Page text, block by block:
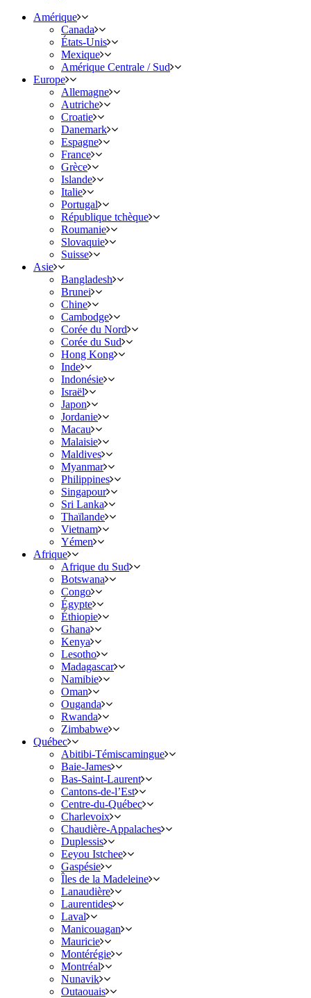
Amérique
Canada
États-Unis
Mexique
Amérique Centrale / Sud
Europe
Allemagne
Autriche
Croatie
Danemark
Espagne
France
Grèce
Islande
Italie
Portugal
République tchèque
Roumanie
Slovaquie
Suisse
Asie
Bangladesh
Brunei
Chine
Cambodge
Corée du Nord
Corée du Sud
Hong Kong
Inde
Indonésie
Israël
Japon
Jordanie
Macau
Malaisie
Maldives
Myanmar
Philippines
Singapour
Sri Lanka
Thaïlande
Vietnam
Yémen
Afrique
Afrique du Sud
Botswana
Congo
Égypte
Éthiopie
Ghana
Kenya
Lesotho
Madagascar
Namibie
Oman
Ouganda
Rwanda
Zimbabwe
Québec
Abitibi-Témiscamingue
Baie-James
Bas-Saint-Laurent
Cantons-de-l’Est
Centre-du-Québec
Charlevoix
Chaudière-Appalaches
Duplessis
Eeyou Istchee
Gaspésie
Îles de la Madeleine
Lanaudière
Laurentides
Laval
Manicouagan
Mauricie
Montérégie
Montréal
Nunavik
Outaouais